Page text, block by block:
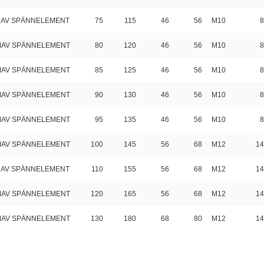
SPÄNNELEMENT 75 115 46 56 M10
SPÄNNELEMENT 80 120 46 56 M10
SPÄNNELEMENT 85 125 46 56 M10
SPÄNNELEMENT 90 130 46 56 M10
SPÄNNELEMENT 95 135 46 56 M10
SPÄNNELEMENT 100 145 56 68 M12
SPÄNNELEMENT 110 155 56 68 M12
SPÄNNELEMENT 120 165 56 68 M12
SPÄNNELEMENT 130 180 68 80 M12